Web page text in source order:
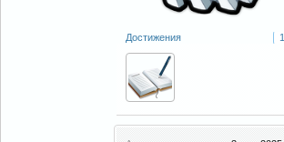
Достижения 1